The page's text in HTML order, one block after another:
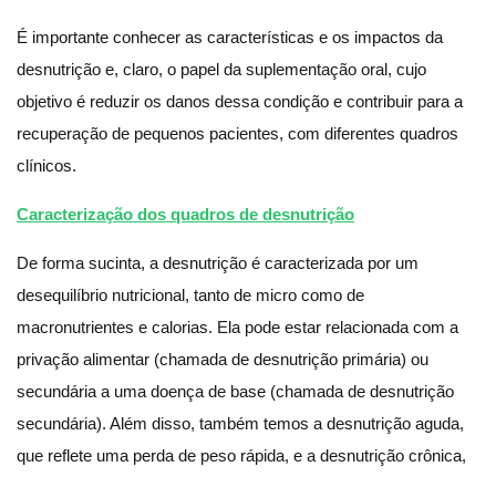
É importante conhecer as características e os impactos da
desnutrição e, claro, o papel da suplementação oral, cujo
objetivo é reduzir os danos dessa condição e contribuir para a
recuperação de pequenos pacientes, com diferentes quadros
clínicos.
Caracterização dos quadros de desnutrição
De forma sucinta, a desnutrição é caracterizada por um
desequilíbrio nutricional, tanto de micro como de
macronutrientes e calorias. Ela pode estar relacionada com a
privação alimentar (chamada de desnutrição primária) ou
secundária a uma doença de base (chamada de desnutrição
secundária). Além disso, também temos a desnutrição aguda,
que reflete uma perda de peso rápida, e a desnutrição crônica,